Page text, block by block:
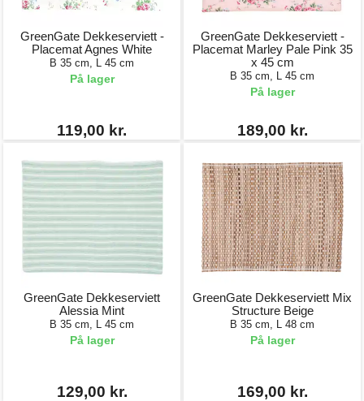
GreenGate Dekkeserviett -
Placemat Agnes White
B 35 cm, L 45 cm
På lager
119,00 kr.
GreenGate Dekkeserviett -
Placemat Marley Pale Pink 35
x 45 cm
B 35 cm, L 45 cm
På lager
189,00 kr.
GreenGate Dekkeserviett
Alessia Mint
B 35 cm, L 45 cm
På lager
129,00 kr.
GreenGate Dekkeserviett Mix
Structure Beige
B 35 cm, L 48 cm
På lager
169,00 kr.